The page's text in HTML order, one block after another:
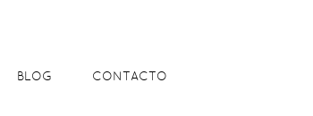
BLOG CONTACTO